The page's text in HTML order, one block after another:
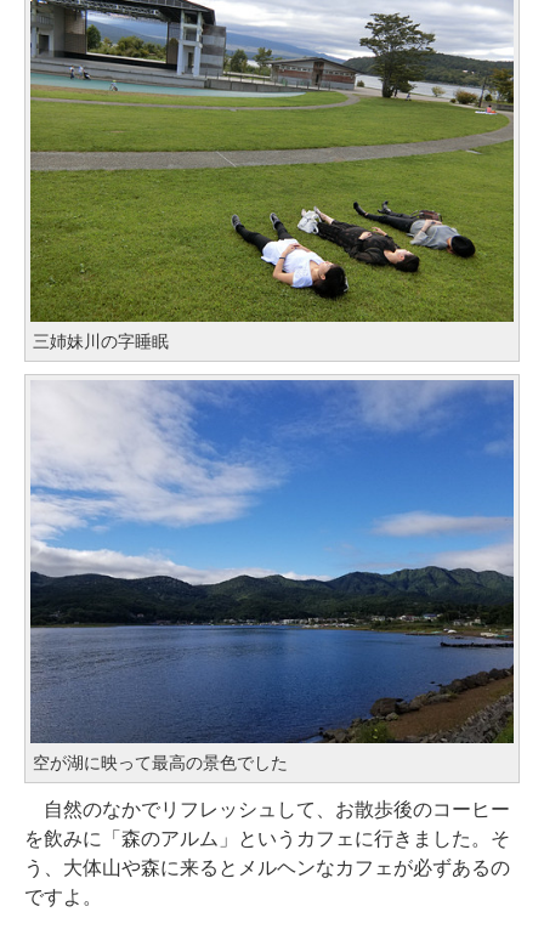
三姉妹川の字睡眠
空が湖に映って最高の景色でした
自然のなかでリフレッシュして、お散歩後のコーヒー
を飲みに「森のアルム」というカフェに行きました。そ
う、大体山や森に来るとメルヘンなカフェが必ずあるの
ですよ。